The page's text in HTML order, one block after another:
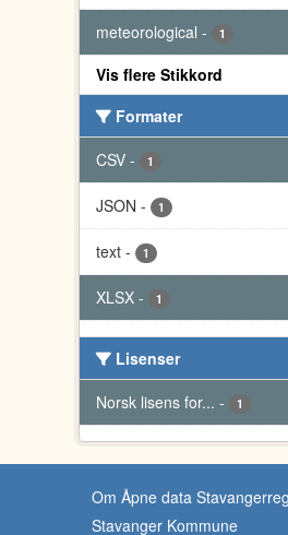
meteorological - 1
Vis flere Stikkord
Formater
CSV - 1
JSON - 1
text - 1
XLSX - 1
Lisenser
Norsk lisens for... - 1
Om Åpne data
Stavanger Kommune